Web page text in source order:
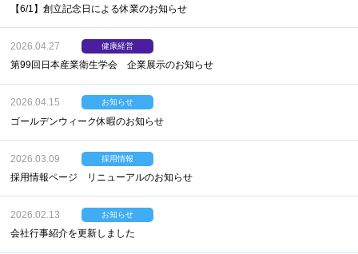
【6/1】創立記念日による休業のお知らせ
2026.04.27 健康経営
第99回日本産業衛生学会 企業展示のお知らせ
2026.04.15 お知らせ
ゴールデンウィーク休暇のお知らせ
2026.03.09 採用情報
採用情報ページ リニューアルのお知らせ
2026.02.13 お知らせ
会社行事紹介を更新しました